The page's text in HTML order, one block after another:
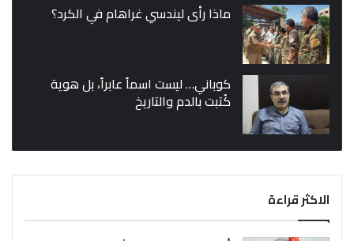
ماذا رأى ليندسي غراهام في الكرد؟
كوباني… ليست اسماً عابراً، بل هوية
كُتبت بالدم والتاريخ
الاكثر قراءة